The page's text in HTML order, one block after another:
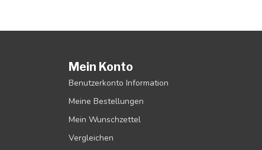
Mein Konto
Benutzerkonto Information
Meine Bestellungen
Mein Wunschzettel
Vergleichen